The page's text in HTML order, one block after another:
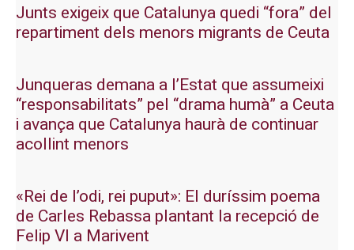
Junts exigeix que Catalunya quedi “fora” del
repartiment dels menors migrants de Ceuta
Junqueras demana a l’Estat que assumeixi
“responsabilitats” pel “drama humà” a Ceuta
i avança que Catalunya haurà de continuar
acollint menors
«Rei de l’odi, rei puput»: El duríssim poema
de Carles Rebassa plantant la recepció de
Felip VI a Marivent